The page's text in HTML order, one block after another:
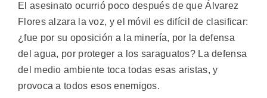
El asesinato ocurrió poco después de que Álvarez
Flores alzara la voz, y el móvil es difícil de clasificar:
¿fue por su oposición a la minería, por la defensa
del agua, por proteger a los saraguatos? La defensa
del medio ambiente toca todas esas aristas, y
provoca a todos esos enemigos.